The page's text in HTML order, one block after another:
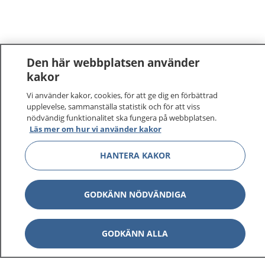
1177–tryggt om din hälsa och vård
På 1177.se får du råd om hälsa och information om
sjukdomar och vilka mottagningar du kan kontakta.
Logga in för att läsa din journal och göra dina
vårdärenden. Ring telefonnummer 1177 för
sjukvårdsrådgivning dygnet runt.
1177 ger dig råd när du vill må bättre.
Den här webbplatsen använder
kakor
Vi använder kakor, cookies, för att ge dig en förbättrad
upplevelse, sammanställa statistik och för att viss
nödvändig funktionalitet ska fungera på webbplatsen.
Läs mer om hur vi använder kakor
HANTERA KAKOR
GODKÄNN NÖDVÄNDIGA
GODKÄNN ALLA